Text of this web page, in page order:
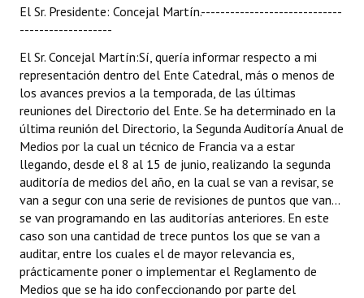
Antiguos Pobladores - Registro
Reconocimientos - Registro
Bariloche, Municipio intercultural
Entrega de distinciones
REFORMA DE LA CARTA ORGÁNICA
El Sr. Presidente: Concejal Martín.-----------------------------
-------------------
El Sr. Concejal Martín:Sí, quería informar respecto a mi
representación dentro del Ente Catedral, más o menos de
los avances previos a la temporada, de las últimas
reuniones del Directorio del Ente. Se ha determinado en la
última reunión del Directorio, la Segunda Auditoría Anual de
Medios por la cual un técnico de Francia va a estar
llegando, desde el 8 al 15 de junio, realizando la segunda
auditoría de medios del año, en la cual se van a revisar, se
van a segur con una serie de revisiones de puntos que van...
se van programando en las auditorías anteriores. En este
caso son una cantidad de trece puntos los que se van a
auditar, entre los cuales el de mayor relevancia es,
prácticamente poner o implementar el Reglamento de
Medios que se ha ido confeccionando por parte del